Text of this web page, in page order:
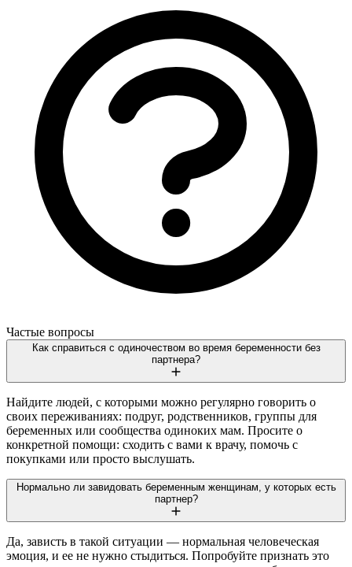
Частые вопросы
Как справиться с одиночеством во время беременности без
партнера?
Найдите людей, с которыми можно регулярно говорить о
своих переживаниях: подруг, родственников, группы для
беременных или сообщества одиноких мам. Просите о
конкретной помощи: сходить с вами к врачу, помочь с
покупками или просто выслушать.
Нормально ли завидовать беременным женщинам, у которых есть
партнер?
Да, зависть в такой ситуации — нормальная человеческая
эмоция, и ее не нужно стыдиться. Попробуйте признать это